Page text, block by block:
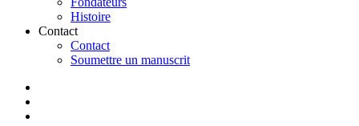
Histoire
Contact
Contact
Soumettre un manuscrit